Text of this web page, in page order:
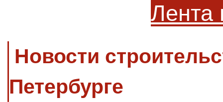
Лента
Новости
Петербурге